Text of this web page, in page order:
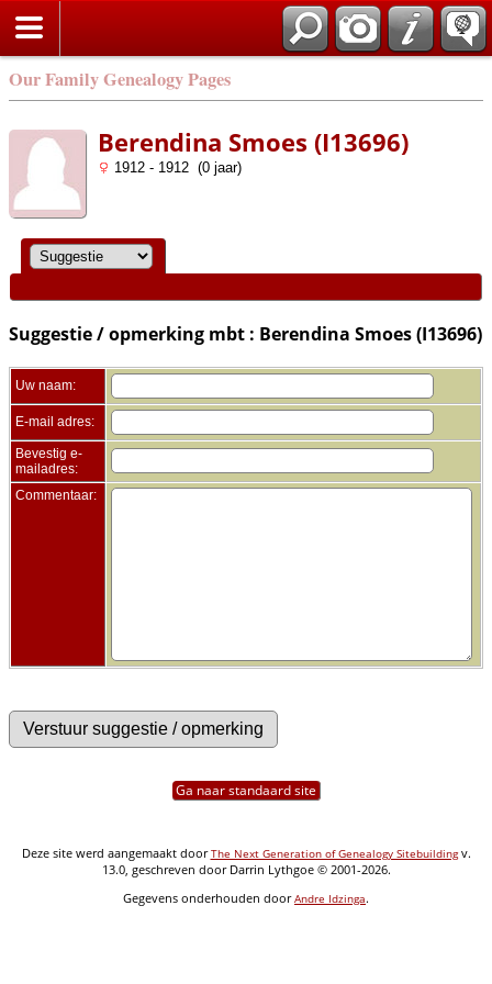
Our Family Genealogy Pages
Berendina Smoes (I13696)
1912 - 1912 (0 jaar)
Suggestie / opmerking mbt : Berendina Smoes (I13696)
Uw naam:
E-mail adres:
Bevestig e-
mailadres:
Commentaar:
Ga naar standaard site
Deze site werd aangemaakt doorThe Next Generation of Genealogy Sitebuildingv.
13.0, geschreven door Darrin Lythgoe © 2001-2026.
Gegevens onderhouden doorAndre Idzinga.